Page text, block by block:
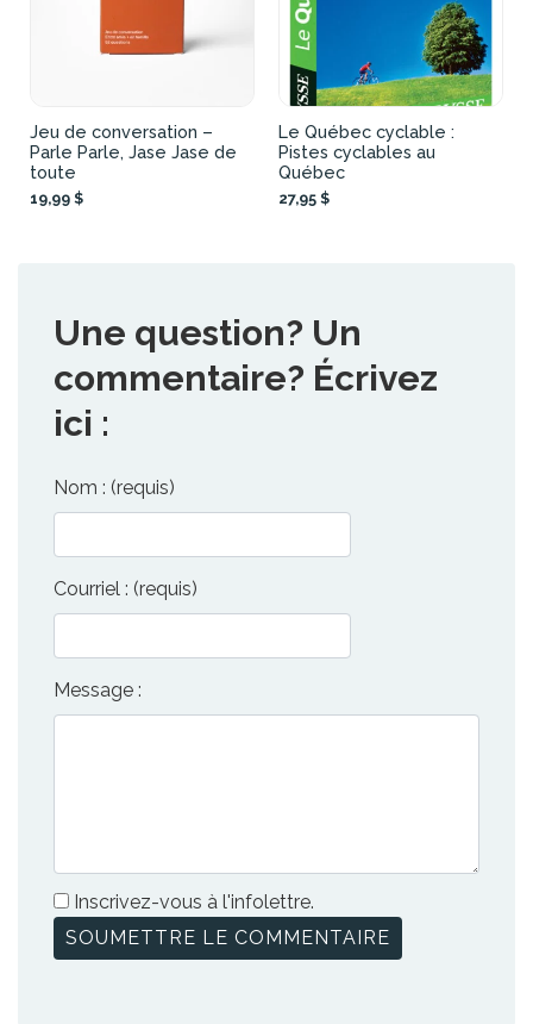
Jeu de conversation –
Parle Parle, Jase Jase de
toute
19,99 $
Le Québec cyclable :
Pistes cyclables au
Québec
27,95 $
Une question? Un
commentaire? Écrivez
ici :
Nom : (requis)
Courriel : (requis)
Message :
Inscrivez-vous à l'infolettre.